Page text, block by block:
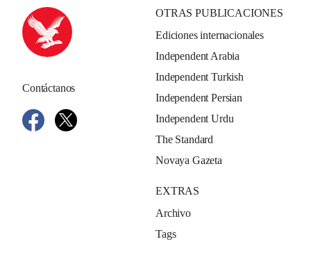
Contáctanos
OTRAS PUBLICACIONES
Ediciones internacionales
Independent Arabia
Independent Turkish
Independent Persian
Independent Urdu
The Standard
Novaya Gazeta
EXTRAS
Archivo
Tags